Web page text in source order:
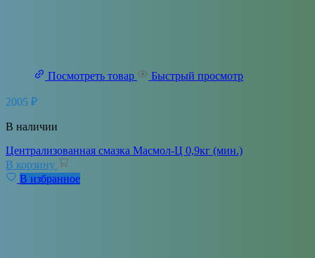
Посмотреть товар Быстрый просмотр
2005 ₽
В наличии
Централизованная смазка Масмол-Ц 0,9кг (мин.)
В корзину
В избранное